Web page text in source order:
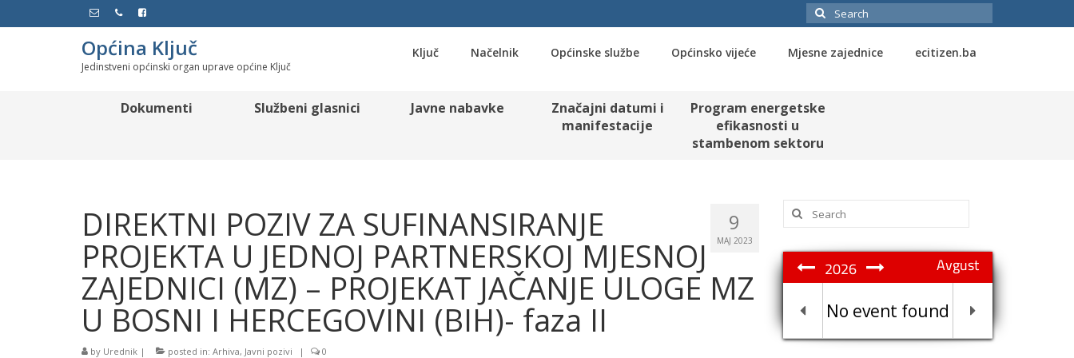
Search
for:
Općina Ključ
Jedinstveni općinski organ uprave općine Ključ
Ključ Načelnik Općinske službe Općinsko vijeće Mjesne zajednice ecitizen.ba
Dokumenti Službeni glasnici Javne nabavke
Značajni datumi i
manifestacije
Program energetske
efikasnosti u
stambenom sektoru
9
MAJ 2023
DIREKTNI POZIV ZA SUFINANSIRANJE
PROJEKTA U JEDNOJ PARTNERSKOJ MJESNOJ
ZAJEDNICI (MZ) – PROJEKAT JAČANJE ULOGE MZ
U BOSNI I HERCEGOVINI (BIH)- faza II
by Urednik | posted in: Arhiva, Javni pozivi | 0
Search
for:
Avgust
2026
No event found